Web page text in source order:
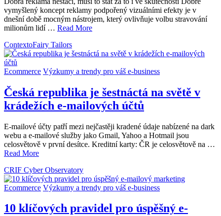
vymyšlený koncept reklamy podpořený vizuálními efekty je v
dnešní době mocným nástrojem, který ovlivňuje volbu stravování
milionům lidí … Read More
ContextoFairy Tailors
Ecommerce Výzkumy a trendy pro váš e-business
Česká republika je šestnáctá na světě v
krádežích e-mailových účtů
E-mailové účty patří mezi nejčastěji kradené údaje nabízené na dark
webu a e-mailové služby jako Gmail, Yahoo a Hotmail jsou
celosvětově v první desítce. Kreditní karty: ČR je celosvětově na …
Read More
CRIF Cyber Observatory
Ecommerce Výzkumy a trendy pro váš e-business
10 klíčových pravidel pro úspěšný e-